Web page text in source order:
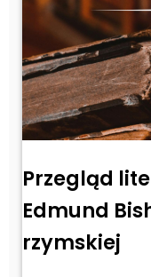
Przegląd
Edmund
rzymskiej